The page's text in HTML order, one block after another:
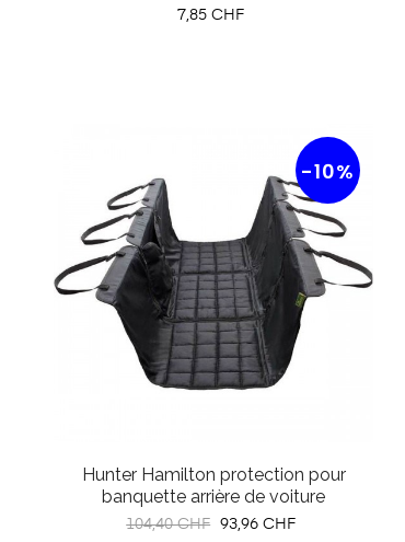
Prix
7,85 CHF
Hunter Hamilton protection pour
banquette arrière de voiture
Prix
104,40 CHF
-10%
Prix
93,96 CHF